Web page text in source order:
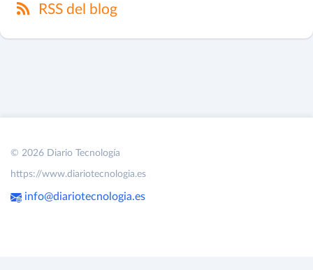
RSS del blog
© 2026 Diario Tecnología
https://www.diariotecnologia.es
info@diariotecnologia.es